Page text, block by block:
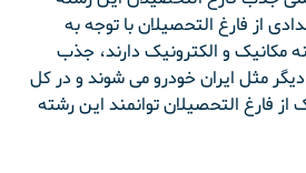
از فارغ التحصیلان با توجه به
مکانیک و الکترونیک دارند، جذب
مثل ایران خودرو می شوند و در کل
فارغ التحصیلان توانمند این رشته